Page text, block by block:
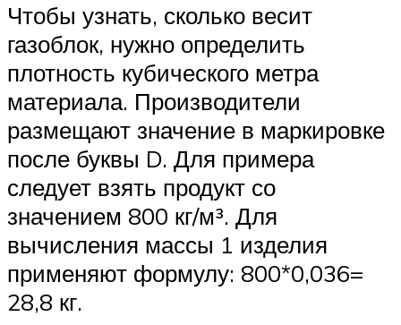
Чтобы узнать, сколько весит
газоблок, нужно определить
плотность кубического метра
материала. Производители
размещают значение в маркировке
после буквы D. Для примера
следует взять продукт со
значением 800 кг/м³. Для
вычисления массы 1 изделия
применяют формулу: 800*0,036=
28,8 кг.